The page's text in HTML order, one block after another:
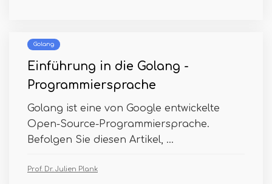
Golang
Einführung in die Golang -
Programmiersprache
Golang ist eine von Google entwickelte
Open-Source-Programmiersprache.
Befolgen Sie diesen Artikel, ...
Prof. Dr. Julien Plank